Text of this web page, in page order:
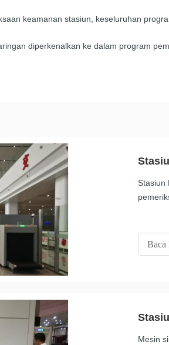
keamanan stasiun, keseluruhan
diperkenalkan ke dalam program
Stasiun
Baca
Mesin